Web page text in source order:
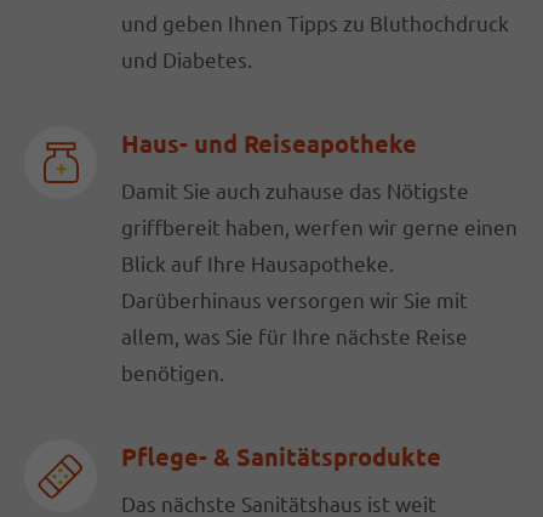
und geben Ihnen Tipps zu Bluthochdruck
und Diabetes.
Haus- und Reiseapotheke
Damit Sie auch zuhause das Nötigste
griffbereit haben, werfen wir gerne einen
Blick auf Ihre Hausapotheke.
Darüberhinaus versorgen wir Sie mit
allem, was Sie für Ihre nächste Reise
benötigen.
Pflege- & Sanitätsprodukte
Das nächste Sanitätshaus ist weit